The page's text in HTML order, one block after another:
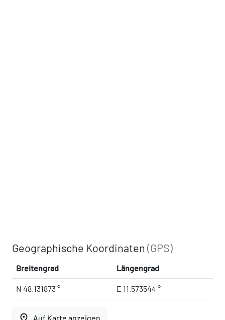
Geographische Koordinaten(GPS)
Breitengrad Längengrad
N 48.131873 ° E 11.573544 °
place Auf Karte anzeigen